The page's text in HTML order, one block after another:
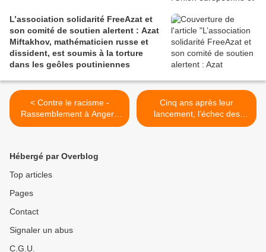
L’association solidarité FreeAzat et
son comité de soutien alertent : Azat
Miftakhov, mathématicien russe et
dissident, est soumis à la torture
dans les geôles poutiniennes
< Contre le racisme -
Rassemblement à Angers
et à Chalonnes le 22 mars
Cinq ans après leur
lancement, l’échec des
cours criminelles
Hébergé par Overblog
Top articles
Pages
Contact
Signaler un abus
C.G.U.